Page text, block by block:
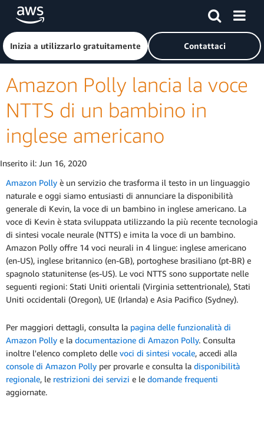
Passa al contenuto principale
Fai clic qui per tornare alla home page di Amazon Web
Inizia a utilizzarlo gratuitamente Contattaci
Amazon Polly lancia la voce
NTTS di un bambino in
inglese americano
Inserito il: Jun 16, 2020
Amazon Polly è un servizio che trasforma il testo in un linguaggio
naturale e oggi siamo entusiasti di annunciare la disponibilità
generale di Kevin, la voce di un bambino in inglese americano. La
voce di Kevin è stata sviluppata utilizzando la più recente tecnologia
di sintesi vocale neurale (NTTS) e imita la voce di un bambino.
Amazon Polly offre 14 voci neurali in 4 lingue: inglese americano
(en-US), inglese britannico (en-GB), portoghese brasiliano (pt-BR) e
spagnolo statunitense (es-US). Le voci NTTS sono supportate nelle
seguenti regioni: Stati Uniti orientali (Virginia settentrionale), Stati
Uniti occidentali (Oregon), UE (Irlanda) e Asia Pacifico (Sydney).
Per maggiori dettagli, consulta la pagina delle funzionalità di
Amazon Polly e la documentazione di Amazon Polly. Consulta
inoltre l'elenco completo delle voci di sintesi vocale, accedi alla
console di Amazon Polly per provarle e consulta la disponibilità
regionale, le restrizioni dei servizi e le domande frequenti
aggiornate.